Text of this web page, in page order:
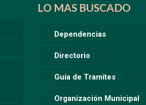
LO MAS BUSCADO
Dependencias
Directorio
Guía de Tramites
Organización Municipal